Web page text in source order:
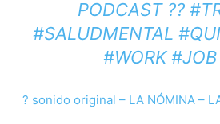
PODCAST ??
#SALUDMENTAL
#WORK #JOB
? sonido original – LA NÓMINA –